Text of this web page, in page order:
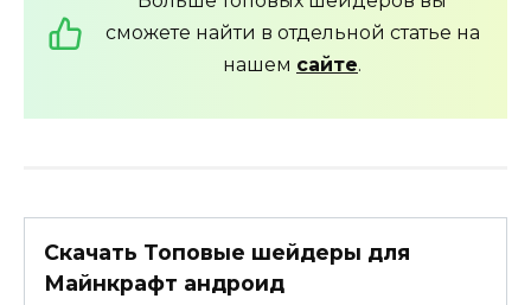
сможете найти в отдельной статье на
нашем сайте.
Скачать Топовые шейдеры для
Майнкрафт андроид